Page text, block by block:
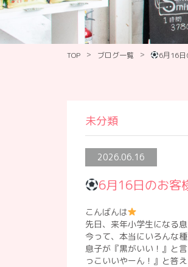
TOP > ブログ一覧 > 6月16
未分類
2026.06.16
6月16日のお客
こんばんは
先日、来年小学生になる
今って、本当にいろんな
息子が『黒がいい！』と
っこいいやーん！』と答